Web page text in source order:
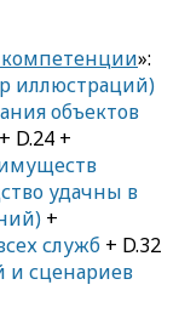
»:
иллюстраций)
объектов
D.24 +
удачны в
+
служб + D.32
и сценариев